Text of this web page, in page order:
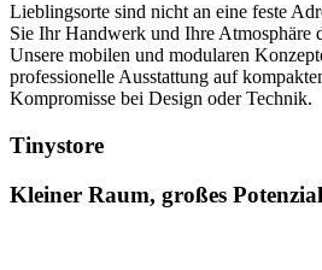
Lieblingsorte sind nicht an eine feste
Sie Ihr Handwerk und Ihre Atmosphäre
Unsere mobilen und modularen
professionelle Ausstattung auf
Kompromisse bei Design oder Technik.
Tinystore
Kleiner Raum, großes Potenzial